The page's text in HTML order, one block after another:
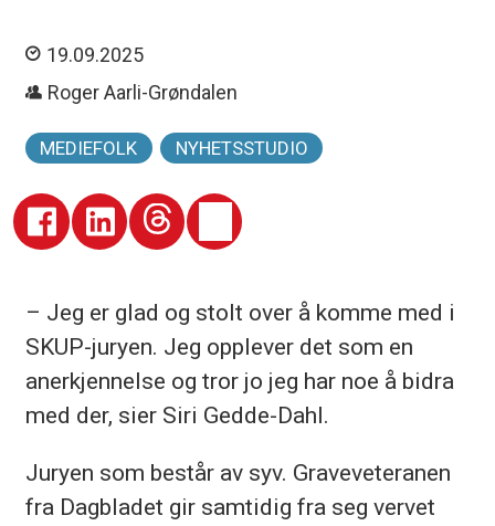
19.09.2025
Roger Aarli-Grøndalen
MEDIEFOLK NYHETSSTUDIO
– Jeg er glad og stolt over å komme med i
SKUP-juryen. Jeg opplever det som en
anerkjennelse og tror jo jeg har noe å bidra
med der, sier Siri Gedde-Dahl.
Juryen som består av syv. Graveveteranen
fra Dagbladet gir samtidig fra seg vervet